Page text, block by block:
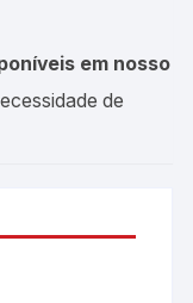
em nosso
de